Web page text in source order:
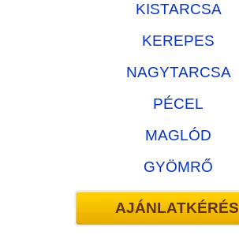
KISTARCSA
KEREPES
NAGYTARCSA
PÉCEL
MAGLÓD
GYÖMRŐ
AJÁNLATKÉRÉS